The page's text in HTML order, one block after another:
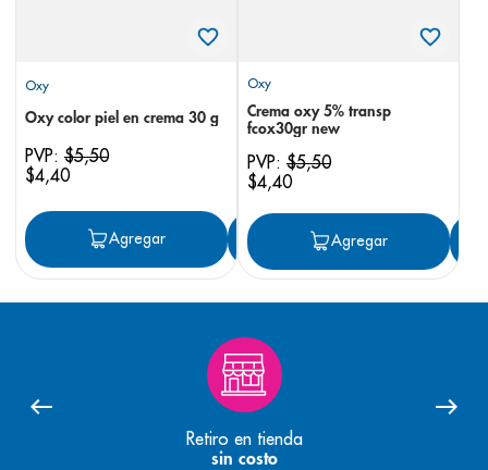
Oxy
Oxy color piel en crema 30 g
PVP: $5,50
$4,40
Agregar Agregar
Oxy
Crema oxy 5% transp
fcox30gr new
PVP: $5,50
$4,40
Agregar
Retiro en tienda
sin costo